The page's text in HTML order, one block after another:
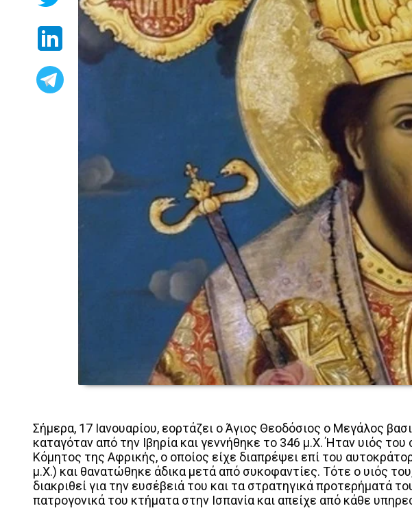
Σήμερα, 17 Ιανουαρίου, εορτάζει ο Άγιος Θεοδόσιος ο Μεγάλος
καταγόταν από την Ιβηρία και γεννήθηκε το 346 μ.Χ. Ήταν υιός
Κόμητος της Αφρικής, ο οποίος είχε διαπρέψει επί του
μ.Χ.) και θανατώθηκε άδικα μετά από συκοφαντίες. Τότε ο υιός
διακριθεί για την ευσέβειά του και τα στρατηγικά προτερήματά
πατρογονικά του κτήματα στην Ισπανία και απείχε από κάθε